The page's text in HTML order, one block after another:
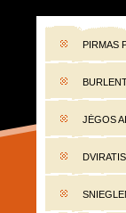
PIRMAS
JĖGOS
DVIRATIS